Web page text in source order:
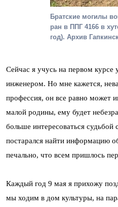
Братские могилы
ран в ППГ 4166 в
год). Архив
Сейчас я учусь на первом курсе
инженером. Но мне кажется,
профессия, он все равно может
малой родины, ему будет
больше интересоваться судьбой
постарался найти информацию
печально, что всем пришлось
Каждый год 9 мая я прихожу
мы ходим в дом культуры, на